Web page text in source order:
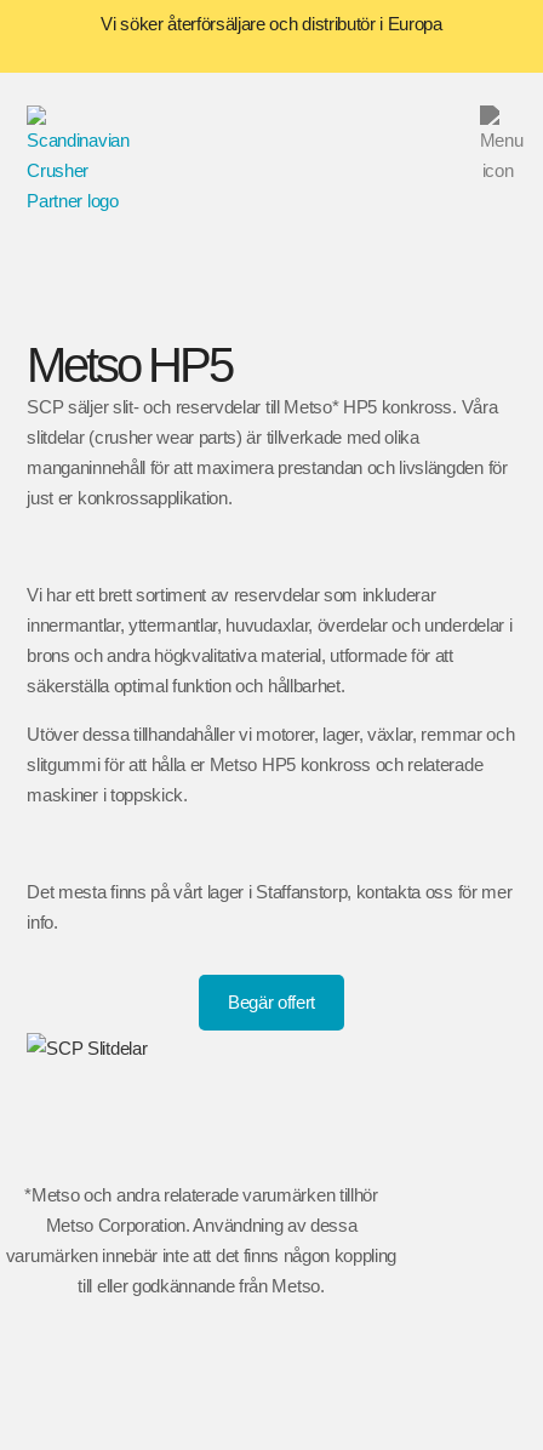
Vi söker återförsäljare och distributör i Europa
Metso HP5
SCP säljer slit- och reservdelar till Metso* HP5 konkross. Våra
slitdelar (crusher wear parts) är tillverkade med olika
manganinnehåll för att maximera prestandan och livslängden för
just er konkrossapplikation.
Vi har ett brett sortiment av reservdelar som inkluderar
innermantlar, yttermantlar, huvudaxlar, överdelar och underdelar i
brons och andra högkvalitativa material, utformade för att
säkerställa optimal funktion och hållbarhet.
Utöver dessa tillhandahåller vi motorer, lager, växlar, remmar och
slitgummi för att hålla er Metso HP5 konkross och relaterade
maskiner i toppskick.
Det mesta finns på vårt lager i Staffanstorp, kontakta oss för mer
info.
Begär offert
*Metso och andra relaterade varumärken tillhör
Metso Corporation. Användning av dessa
varumärken innebär inte att det finns någon koppling
till eller godkännande från Metso.